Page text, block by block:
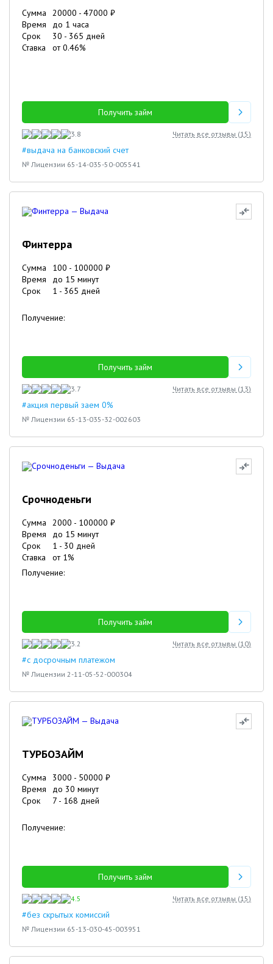
Сумма 20000 - 47000 ₽
Время
до 1 часа
Срок
30 - 365 дней
Ставка
от0.46%
Получить займ
3.8 Читать все отзывы (15)
#выдача на банковский счет
№ Лицензии 65-14-035-50-005541
Финтерра
Сумма 100 - 100000 ₽
Время
до 15 минут
Срок
1 - 365 дней
Получение:
Получить займ
3.7 Читать все отзывы (13)
#акция первый заем 0%
№ Лицензии 65-13-035-32-002603
Срочноденьги
Сумма 2000 - 100000 ₽
Время
до 15 минут
Срок
1 - 30 дней
Ставка
от 1%
Получение:
Получить займ
3.2 Читать все отзывы (10)
#с досрочным платежом
№ Лицензии 2-11-05-52-000304
ТУРБОЗАЙМ
Сумма 3000 - 50000 ₽
Время
до 30 минут
Срок
7 - 168 дней
Получение:
Получить займ
4.5 Читать все отзывы (15)
#без скрытых комиссий
№ Лицензии 65-13-030-45-003951